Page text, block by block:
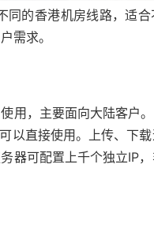
的香港机房线路，适合
需求。
用，主要面向大陆客户
以直接使用。上传、下
器可配置上千个独立IP